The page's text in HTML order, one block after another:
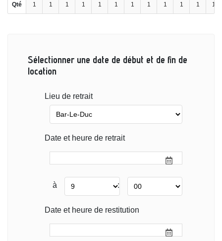
Qté 1 1 1 1 1 1 1 1 1 1 1 1
Sélectionner une date de début et de fin de
location
Lieu de retrait
Date et heure de retrait
à :
Date et heure de restitution